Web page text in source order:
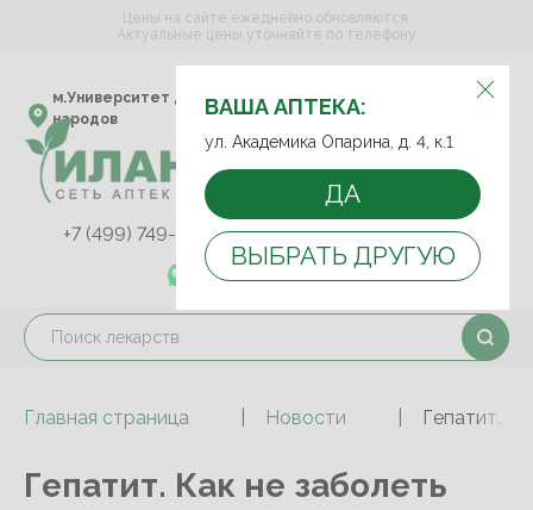
ВЫБЕРИТЕ АПТЕКУ:
м.Университет дружбы
народов
ул. Академика Опарина,
д. 4, к.1
ВАША АПТЕКА:
ул. Академика Опарина, д. 4, к.1
ДА
ВЫБРАТЬ ДРУГУЮ
Цены на сайте ежедневно обновляются.
Актуальные цены уточняйте по телефону
+7 (499) 749-75-92
+7 (499) 749-74-89
+7 (989) 579-78-73
Главная страница Новости Гепатит.
Гепатит. Как не заболеть